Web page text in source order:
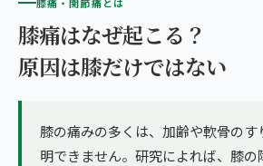
膝痛はなぜ起こる？
原因は膝だけではない
膝の痛みの多くは、加齢や軟骨の
明できません。研究によれば、膝の